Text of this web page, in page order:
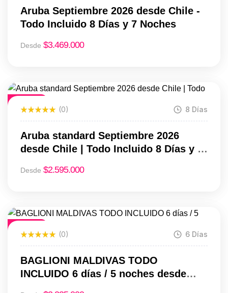
Aruba Septiembre 2026 desde Chile -
Todo Incluido 8 Días y 7 Noches
Desde $3.469.000
Destacado
(0) 8 Días
Aruba standard Septiembre 2026
desde Chile | Todo Incluido 8 Días y 7
Desde $2.595.000
Destacado
(0) 6 Días
BAGLIONI MALDIVAS TODO
INCLUIDO 6 días / 5 noches desde